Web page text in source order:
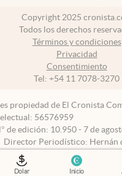
Dolar Inicio
Copyright 2025
Todos los derechos
Términos y condiciones
Privacidad
Consentimiento
Tel: +54 11 7078-3270
es propiedad de El Cronista
56576959
de edición: 10.950 - 7 de
Director Periodístico: Hernán